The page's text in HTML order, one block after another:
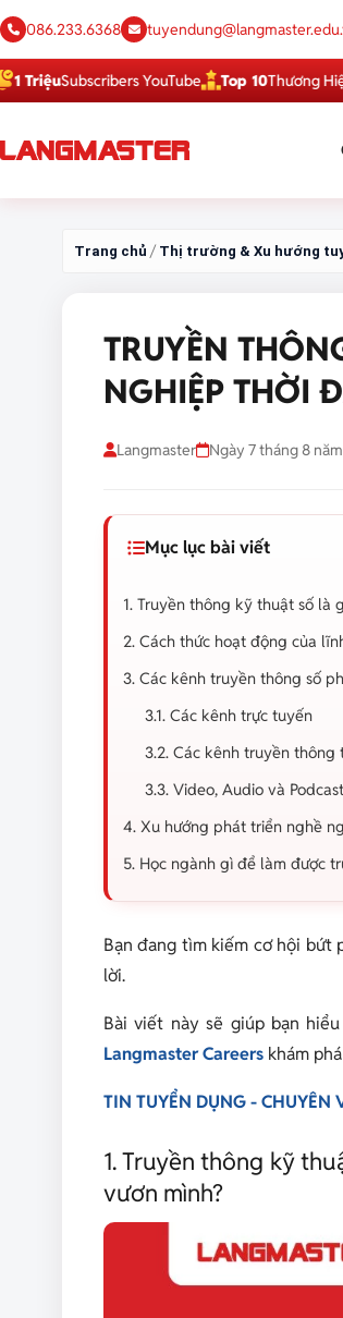
086.233.6368
YouTube Top 10Thương Hiệu Vàng
Trang chủ / Thị trường & Xu hướng
TRUYỀN
NGHIỆP THỜI
Langmaster Ngày 7 tháng 8
Mục lục bài viết
1. Truyền thông kỹ thuật số là
2. Cách thức hoạt động của
3. Các kênh truyền thông số
3.1. Các kênh trực tuyến
3.2. Các kênh truyền
3.3. Video, Audio và Podcast
4. Xu hướng phát triển nghề
5. Học ngành gì để làm được
Bạn đang tìm kiếm cơ hội bứt
lời.
Bài viết này sẽ giúp bạn hiểu
Langmaster Careers khám
TIN TUYỂN DỤNG - CHUYÊN
1. Truyền thông kỹ
vươn mình?